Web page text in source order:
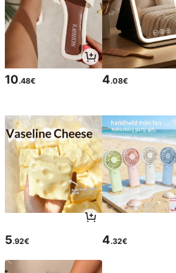
10.48€ 4.08€
5.92€ 4.32€